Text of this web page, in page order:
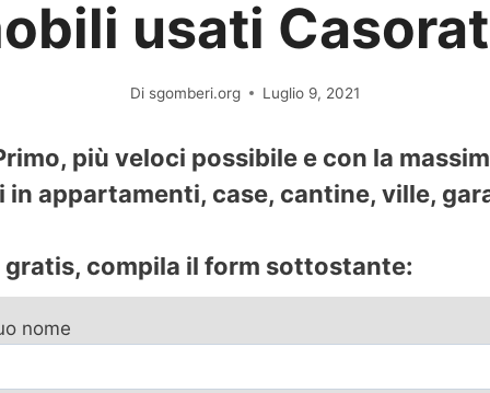
usati
Di sgomberi.org Luglio 9, 2021
più veloci possibile e con la
appartamenti, case, cantine, ville,
compila il form sottostante:
nome